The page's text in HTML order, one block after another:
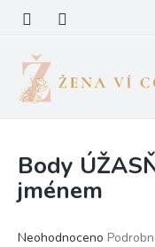
obsah
Body
jménem
Průměrné
Neohodnoceno